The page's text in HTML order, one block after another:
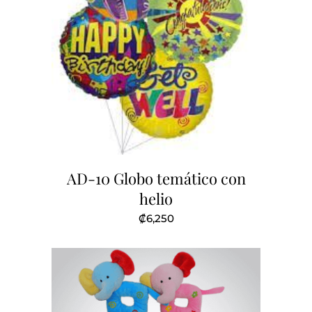
AD-10 Globo temático con
helio
₡6,250
producto
tiene
múltiples
variantes.